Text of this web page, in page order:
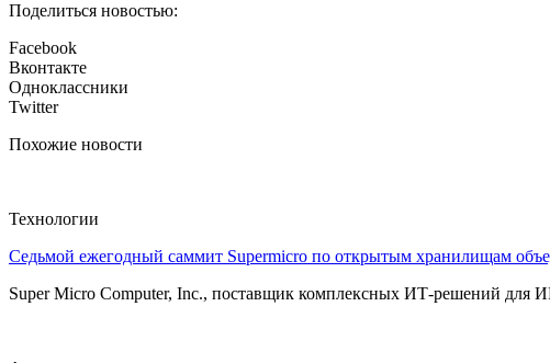
Поделиться новостью:
Facebook
Вконтакте
Одноклассники
Twitter
Похожие новости
Технологии
Седьмой ежегодный саммит Supermicro по открытым хранилищам
Super Micro Computer, Inc., поставщик комплексных ИТ-решений для